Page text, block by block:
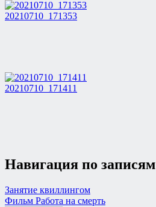
20210710_171353
20210710_171411
Навигация по записям
Занятие квиллингом
Фильм Работа на смерть